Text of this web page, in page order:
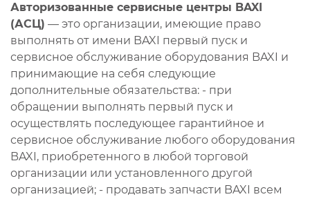
Авторизованные сервисные центры BAXI
(АСЦ) — это организации, имеющие право
выполнять от имени BAXI первый пуск и
сервисное обслуживание оборудования BAXI и
принимающие на себя следующие
дополнительные обязательства: - при
обращении выполнять первый пуск и
осуществлять последующее гарантийное и
сервисное обслуживание любого оборудования
BAXI, приобретенного в любой торговой
организации или установленного другой
организацией; - продавать запчасти BAXI всем